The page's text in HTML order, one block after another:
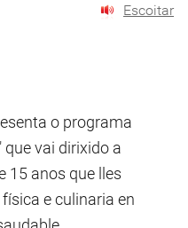
Escoitar
o programa
que vai dirixido a
15 anos que lles
e culinaria en